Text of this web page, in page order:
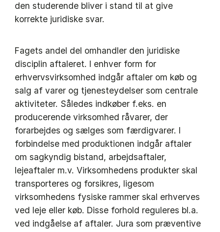
den studerende bliver i stand til at give
korrekte juridiske svar.
Fagets andel del omhandler den juridiske
disciplin aftaleret. I enhver form for
erhvervsvirksomhed indgår aftaler om køb og
salg af varer og tjenesteydelser som centrale
aktiviteter. Således indkøber f.eks. en
producerende virksomhed råvarer, der
forarbejdes og sælges som færdigvarer. I
forbindelse med produktionen indgår aftaler
om sagkyndig bistand, arbejdsaftaler,
lejeaftaler m.v. Virksomhedens produkter skal
transporteres og forsikres, ligesom
virksomhedens fysiske rammer skal erhverves
ved leje eller køb. Disse forhold reguleres bl.a.
ved indgåelse af aftaler. Jura som præventive